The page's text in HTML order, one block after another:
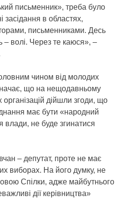
письменник», треба було
засідання в областях,
письменниками. Десь
– волі. Через те каюся», –
чином від молодих
що на нещодавньому
організацій дійшли згоди, що
має бути «народний
влади, не буде згинатися
– депутат, проте не має
виборах. На його думку, не
Спілки, адже майбутнього
дії керівництва»